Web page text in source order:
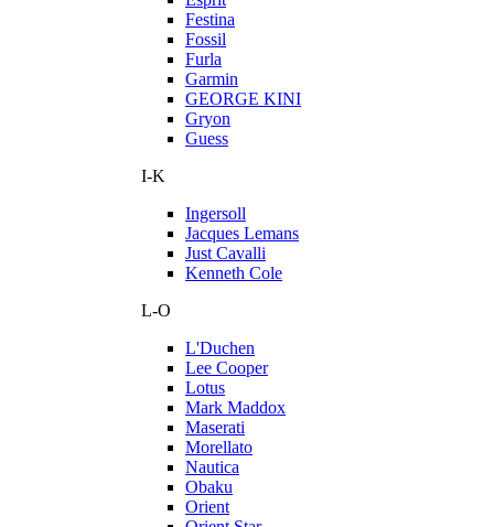
Festina
Fossil
Furla
Garmin
GEORGE KINI
Gryon
Guess
I-K
Ingersoll
Jacques Lemans
Just Cavalli
Kenneth Cole
L-O
L'Duchen
Lee Cooper
Lotus
Mark Maddox
Maserati
Morellato
Nautica
Obaku
Orient